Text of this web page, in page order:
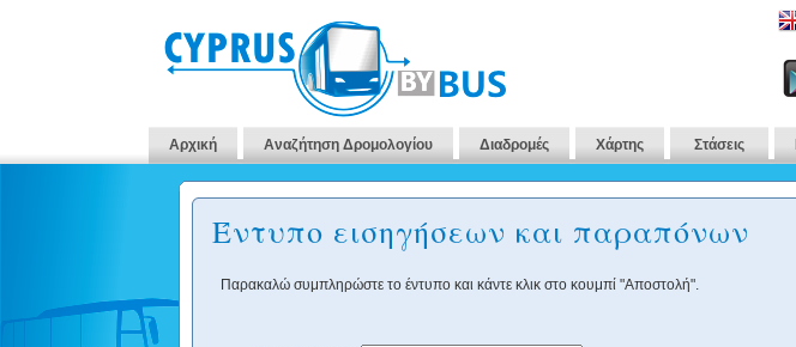
Αρχική Αναζήτηση Δρομολογίου Διαδρομές Χάρτης Στάσεις
Έντυπο εισηγήσεων και παραπόνων
Παρακαλώ συμπληρώστε το έντυπο και κάντε κλικ στο κουμπί "Αποστολή".